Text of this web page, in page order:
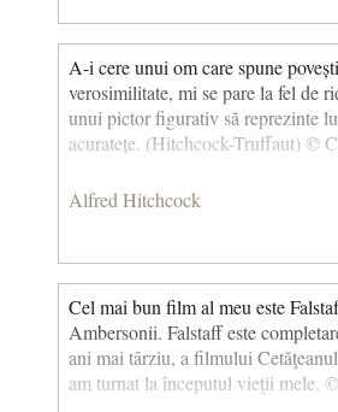
A-i cere unui om care spune
verosimilitate, mi se pare la fel de
unui pictor figurativ să reprezinte
acuratețe. (Hitchcock-Truffaut) ©
Alfred Hitchcock
Cel mai bun film al meu este
Ambersonii. Falstaff este
ani mai târziu, a filmului
am turnat la începutul vieţii mele.